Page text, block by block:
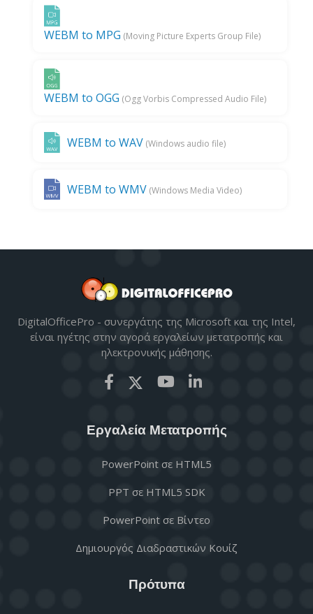
WEBM to MPG (Moving Picture Experts Group File)
WEBM to OGG (Ogg Vorbis Compressed Audio File)
WEBM to WAV (Windows audio file)
WEBM to WMV (Windows Media Video)
DigitalOfficePro - συνεργάτης της Microsoft και της Intel,
είναι ηγέτης στην αγορά εργαλείων μετατροπής και
ηλεκτρονικής μάθησης.
Εργαλεία Μετατροπής
PowerPoint σε HTML5
PPT σε HTML5 SDK
PowerPoint σε Βίντεο
Δημιουργός Διαδραστικών Κουίζ
Πρότυπα